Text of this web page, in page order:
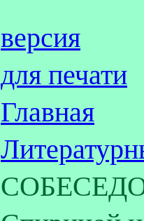
версия
для печати
Главная